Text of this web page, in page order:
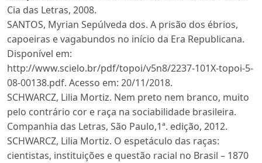
Cia das Letras, 2008.
SANTOS, Myrian Sepúlveda dos. A prisão dos ébrios,
capoeiras e vagabundos no início da Era Republicana.
Disponível em:
http://www.scielo.br/pdf/topoi/v5n8/2237-101X-topoi-5-
08-00138.pdf. Acesso em: 20/11/2018.
SCHWARCZ, Lilia Mortiz. Nem preto nem branco, muito
pelo contrário cor e raça na sociabilidade brasileira.
Companhia das Letras, São Paulo,1ª. edição, 2012.
SCHWARCZ, Lilia Mortiz. O espetáculo das raças:
cientistas, instituições e questão racial no Brasil – 1870